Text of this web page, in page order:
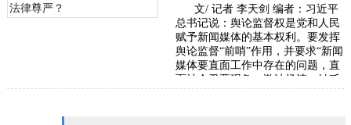
文/ 记者 李天剑 编者：习近平
总书记说：舆论监督权是党和人民
赋予新闻媒体的基本权利。要发挥
舆论监督“前哨”作用，并要求“新闻
媒体要直面工作中存在的问题，直
面社会丑恶现象，激浊扬清、针砭